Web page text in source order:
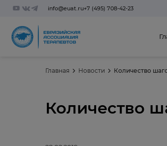
info@euat.ru+7 (495) 708-42-23
Главная Новости Количество
Количество